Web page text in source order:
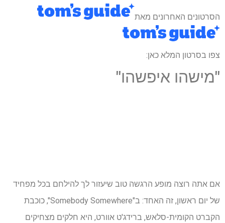
הסרטונים האחרונים מאת
צפו בסרטון המלא כאן:
"מישהו איפשהו"
אם אתה רוצה מופע הרגשה טוב שיעזור לך להילחם בכל מפחיד
של יום ראשון, זה האחד: ב"Somebody Somewhere", כוכבת
הקברט הקומית-סלאש, ברידג'ט אוורט, היא חלקים מצחיקים